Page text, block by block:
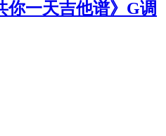
你一天吉他谱》G调